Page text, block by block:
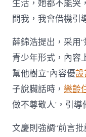
生活，她都不能哭
問我，我會借機引
薛錦浩提出，采用
青少年形式，內容
幫他樹立“內容優
子說臟話時，樂齡
做不尊敬人’，引導
文慶則強調“前言